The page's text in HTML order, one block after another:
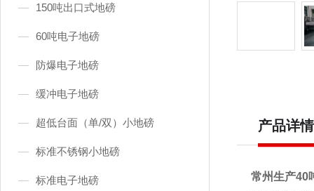
150吨出口式地磅
60吨电子地磅
防爆电子地磅
缓冲电子地磅
超低台面（单/双）小地磅
标准不锈钢小地磅
标准电子地磅
产品详情
常州生产40